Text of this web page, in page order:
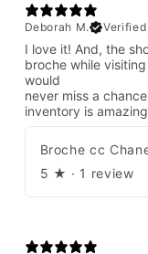
Deborah M.
I love it! And, the
broche while
would
never miss a
inventory is
Broche cc
5 ★ · 1 review